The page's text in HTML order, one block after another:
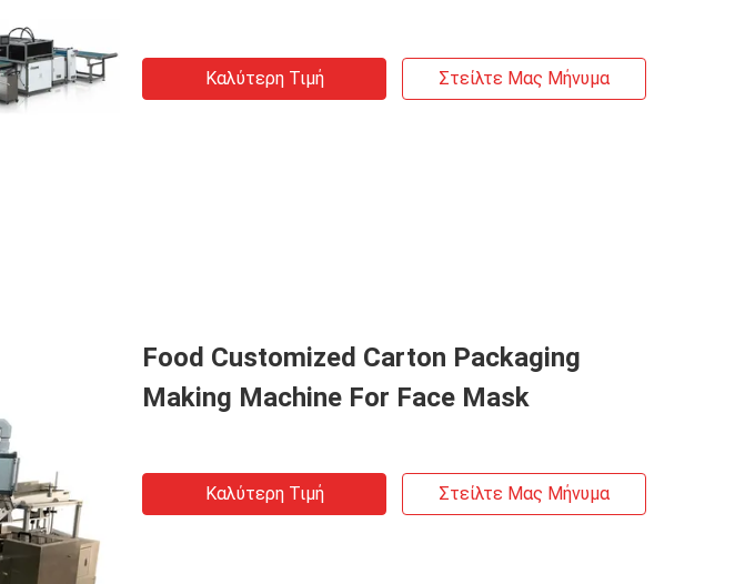
Καλύτερη Τιμή Στείλτε Μας Μήνυμα
Food Customized Carton Packaging
Making Machine For Face Mask
Καλύτερη Τιμή Στείλτε Μας Μήνυμα